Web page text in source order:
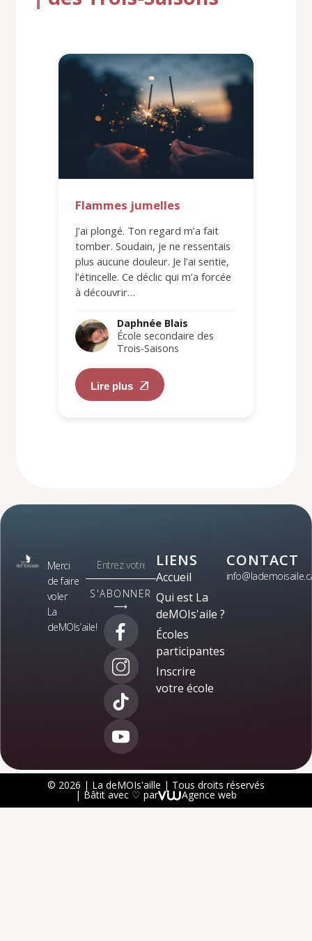
Flammes jumelles
J’ai plongé. Ton regard m’a fait
tomber. Soudain, je ne ressentais
plus aucune douleur. Je l’ai sentie,
l’étincelle. Ce déclic qui m’a forcée
à découvrir…
Daphnée Blais
École secondaire des
Trois-Saisons
Lire plus
Merci
de faire
voler
La
deMOIs’aile!
S'ABONNER
⟶
LIENS
Accueil
Qui est La
deMOIs'aile ?
Écoles
participantes
Inscrire
votre école
CONTACT
© 2026 | La deMOIs'aille | Tous droits réservés
| Bâtit avec ♡ par Agence web